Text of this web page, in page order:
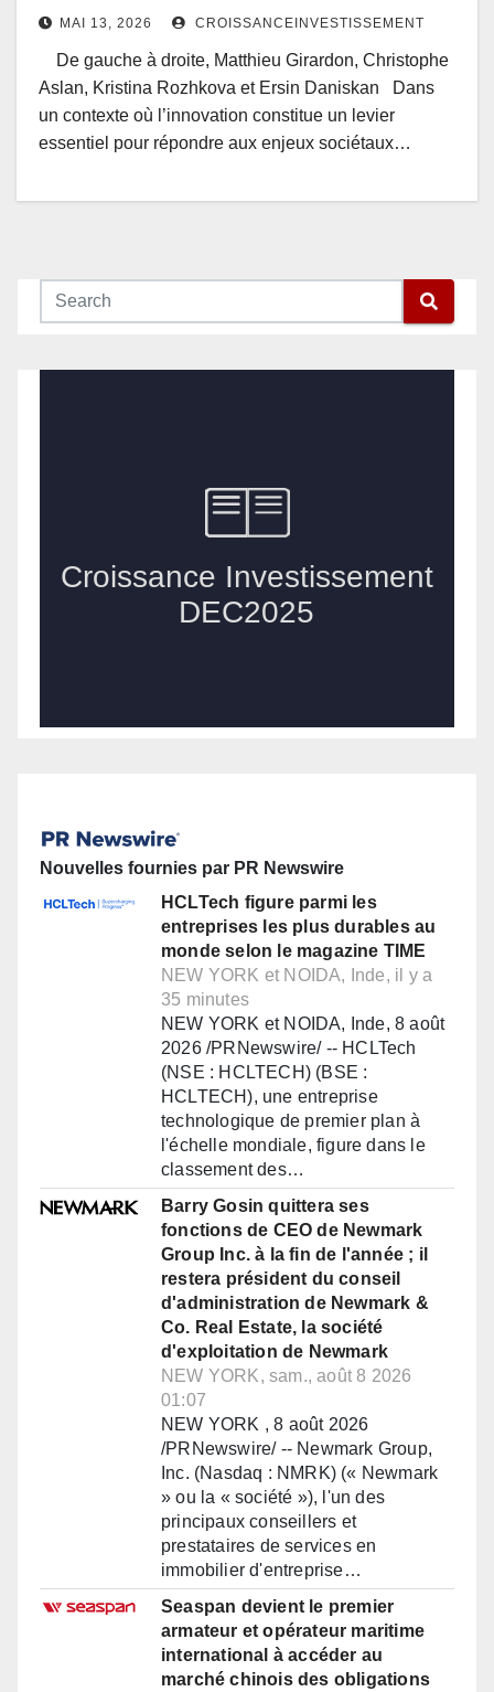
MAI 13, 2026 CROISSANCEINVESTISSEMENT
De gauche à droite, Matthieu Girardon, Christophe
Aslan, Kristina Rozhkova et Ersin Daniskan Dans
un contexte où l’innovation constitue un levier
essentiel pour répondre aux enjeux sociétaux…
Nouvelles fournies par PR Newswire
HCLTech figure parmi les
entreprises les plus durables au
monde selon le magazine TIME
NEW YORK et NOIDA, Inde, il y a
35 minutes
NEW YORK et NOIDA, Inde, 8 août
2026 /PRNewswire/ -- HCLTech
(NSE : HCLTECH) (BSE :
HCLTECH), une entreprise
technologique de premier plan à
l'échelle mondiale, figure dans le
classement des…
Barry Gosin quittera ses
fonctions de CEO de Newmark
Group Inc. à la fin de l'année ; il
restera président du conseil
d'administration de Newmark &
Co. Real Estate, la société
d'exploitation de Newmark
NEW YORK, sam., août 8 2026
01:07
NEW YORK , 8 août 2026
/PRNewswire/ -- Newmark Group,
Inc. (Nasdaq : NMRK) (« Newmark
» ou la « société »), l'un des
principaux conseillers et
prestataires de services en
immobilier d'entreprise…
Seaspan devient le premier
armateur et opérateur maritime
international à accéder au
marché chinois des obligations